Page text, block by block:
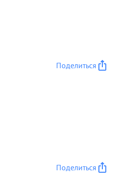
Поделиться
Поделиться